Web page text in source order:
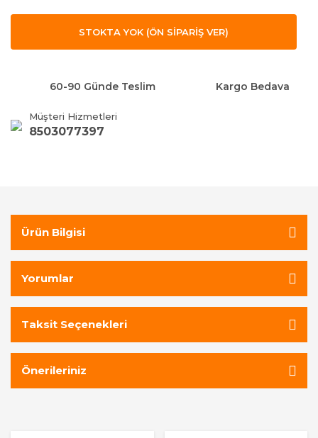
STOKTA YOK (ÖN SİPARİŞ VER)
60-90 Günde Teslim Kargo Bedava
Müşteri Hizmetleri
8503077397
Ürün Bilgisi
Yorumlar
Taksit Seçenekleri
Önerileriniz